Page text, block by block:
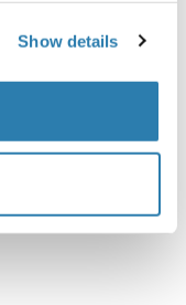
Show details